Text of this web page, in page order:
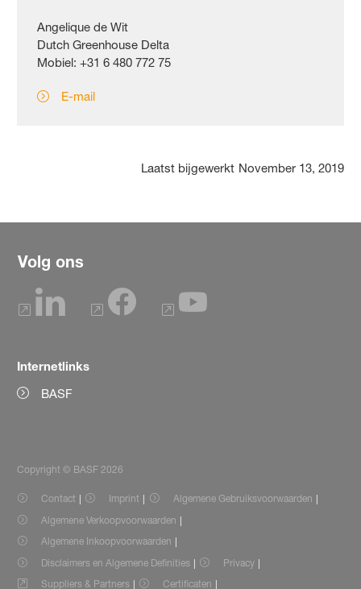
Angelique de Wit
Dutch Greenhouse Delta
Mobiel: +31 6 480 772 75
E-mail
Laatst bijgewerkt November 13, 2019
Volg ons
Internetlinks
BASF
Copyright © BASF 2026
Contact Imprint
Algemene Gebruiksvoorwaarden
Algemene Verkoopvoorwaarden
Algemene Inkoopvoorwaarden
Disclaimers en Algemene Definities
Privacy
Suppliers & Partners
Certificaten